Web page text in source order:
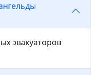
эвакуаторов